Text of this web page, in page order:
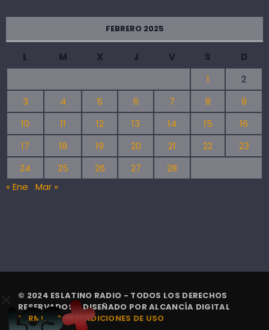
FEBRERO 2025
L M X J V S
D
1
2
3
4 5 6 7 8
9
10
11 12 13 14 15
16
17
18 19 20 21 22
23
24
25 26 27
28
« Ene
Mar »
© 2024 ESLATINO RADIO - TODOS LOS DERECHOS
RESERVADOS. | DISEÑADO PORALCANCÍA DIGITAL
TÉRMINOS Y CONDICIONES DE USO